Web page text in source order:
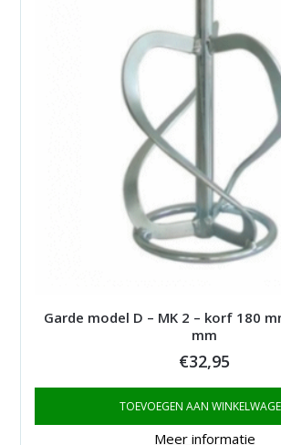
Garde model D – MK 2 – korf 180
mm
€32,95
TOEVOEGEN AAN
Meer informatie